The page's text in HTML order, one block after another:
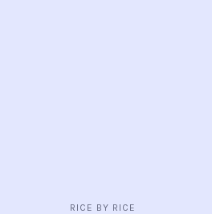
RICE BY RICE